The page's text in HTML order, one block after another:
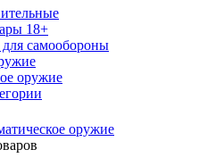
18+
самообороны
оружие
оружие